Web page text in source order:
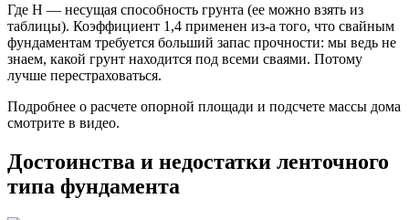
Где Н — несущая способность грунта (ее можно взять из
таблицы). Коэффициент 1,4 применен из-а того, что свайным
фундаментам требуется больший запас прочности: мы ведь не
знаем, какой грунт находится под всеми сваями. Потому
лучше перестраховаться.
Подробнее о расчете опорной площади и подсчете массы дома
смотрите в видео.
Достоинства и недостатки ленточного
типа фундамента